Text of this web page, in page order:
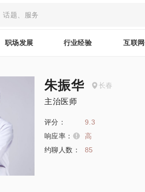
职场发展 行业经验 互联
朱振华 长春
主治医师
评分：
9.3
响应率：
高
约聊人数：
85